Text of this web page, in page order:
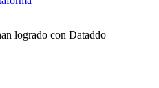
logrado con Dataddo